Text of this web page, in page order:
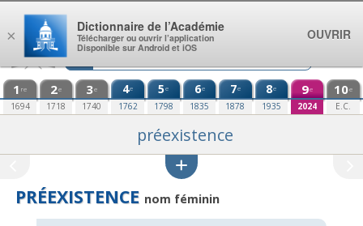
Aller au contenu
1 re
1694
2e
1718
3e
1740
4e
1762
5e
1798
6e
1835
7e
1878
8e
1935
9e
2024
10e
E.C.
préexistence
PRÉEXISTENCE nom féminin
×
Dictionnaire de l’Académie
Télécharger ou ouvrir l’application
Disponible sur Android et iOS
OUVRIR